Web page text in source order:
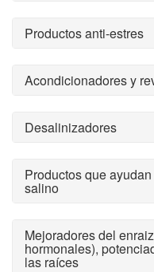
Productos anti-estres
Acondicionadores y
Desalinizadores
Productos que
salino
Mejoradores del
hormonales),
las raíces